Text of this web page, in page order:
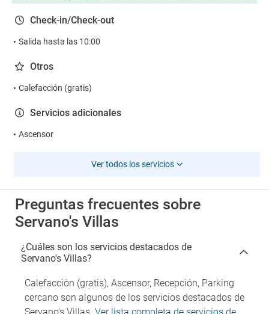
Check-in/Check-out
Salida hasta las 10:00
Otros
Calefacción (gratis)
Servicios adicionales
Ascensor
Ver todos los servicios
Preguntas frecuentes sobre
Servano's Villas
¿Cuáles son los servicios destacados de
Servano's Villas?
Calefacción (gratis), Ascensor, Recepción, Parking
cercano son algunos de los servicios destacados de